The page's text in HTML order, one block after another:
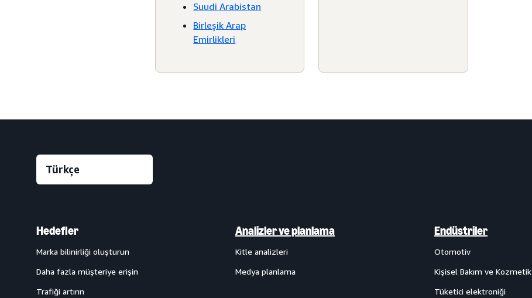
Suudi Arabistan
Birleşik Arap
Emirlikleri
Hedefler
Marka bilinirliği oluşturun
Daha fazla müşteriye erişin
Trafiği artırın
Analizler ve planlama
Kitle analizleri
Medya planlama
Endüstriler
Otomotiv
Kişisel Bakım ve Kozmetik
Tüketici elektroniği